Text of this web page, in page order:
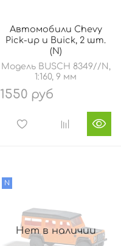
Автомобили Chevy
Pick-up и Buick, 2 шт.
(N)
Модель BUSCH 8349//N,
1:160, 9 мм
1550 руб
Нет в наличии
N